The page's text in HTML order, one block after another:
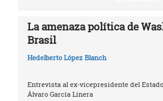
La amenaza política de
Brasil
Hedelberto López Blanch
Entrevista al ex-vicepresidente del
Álvaro García Linera